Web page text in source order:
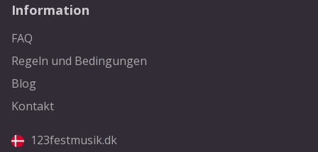
Information
FAQ
Regeln und Bedingungen
Blog
Kontakt
123festmusik.dk